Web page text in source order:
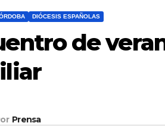
DIÓCESIS ESPAÑOLAS
de
Prensa